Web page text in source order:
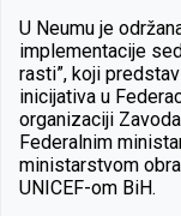
U Neumu je
implementacije
rasti”, koji
inicijativa u
organizaciji
Federalnim
ministarstvom
UNICEF-om BiH.